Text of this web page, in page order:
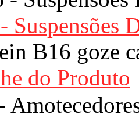
B16 goze
do Produto